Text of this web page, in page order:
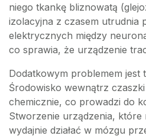
niego tkankę bliznowatą
izolacyjna z czasem utrudnia
elektrycznych między
co sprawia, że urządzenie
Dodatkowym problemem jest
Środowisko wewnątrz
chemicznie, co prowadzi do
Stworzenie urządzenia, które
wydajnie działać w mózgu